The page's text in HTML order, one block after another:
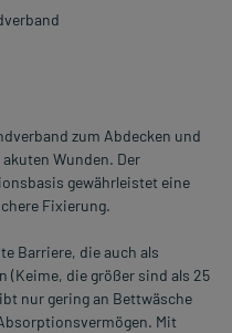
zum Abdecken und
Wunden. Der
gewährleistet eine
Fixierung.
Barriere, die auch als
(Keime, die größer sind als 25
nur gering an Bettwäsche
Mit